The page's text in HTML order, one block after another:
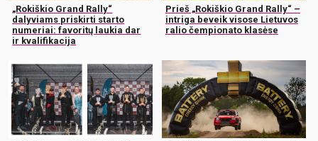
„Rokiškio Grand Rally“
dalyviams priskirti starto
numeriai: favoritų laukia dar
ir kvalifikacija
Prieš „Rokiškio Grand Rally“ –
intriga beveik visose Lietuvos
ralio čempionato klasėse